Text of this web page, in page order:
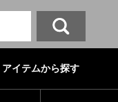
アイテムから探す